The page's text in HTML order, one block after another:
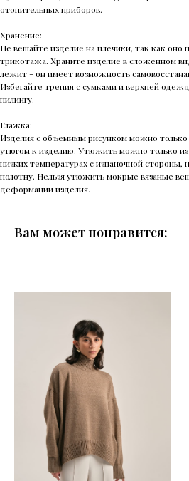
отопительных приборов.
Хранение:
Не вешайте изделие на плечики, так как
трикотажа. Храните изделие в сложенном
лежит - он имеет возможность
Избегайте трения с сумками и верхней
пилингу.
Глажка:
Изделия с объемным рисунком можно только
утюгом к изделию. Утюжить можно только
низких температурах с изнаночной стороны,
полотну. Нельзя утюжить мокрые вязаные
деформации изделия.
Вам может понравится: